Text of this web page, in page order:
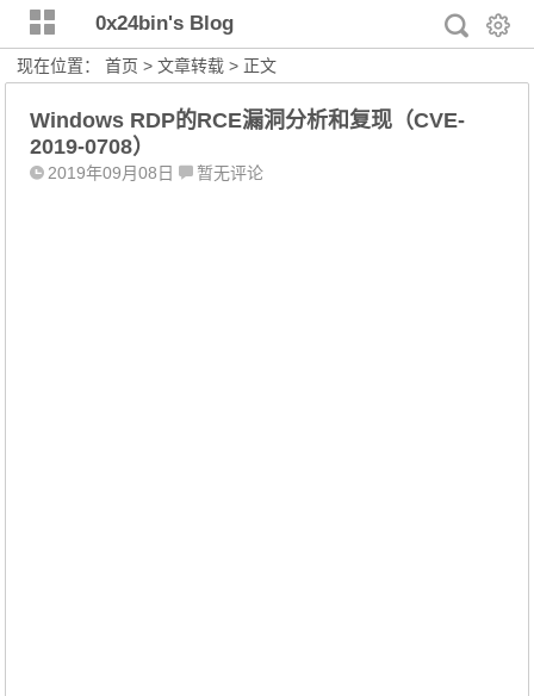
0x24bin's Blog
现在位置：首页 >文章转载 > 正文
Windows RDP的RCE漏洞分析和复现（CVE-
2019-0708）
2019年09月08日 暂无评论